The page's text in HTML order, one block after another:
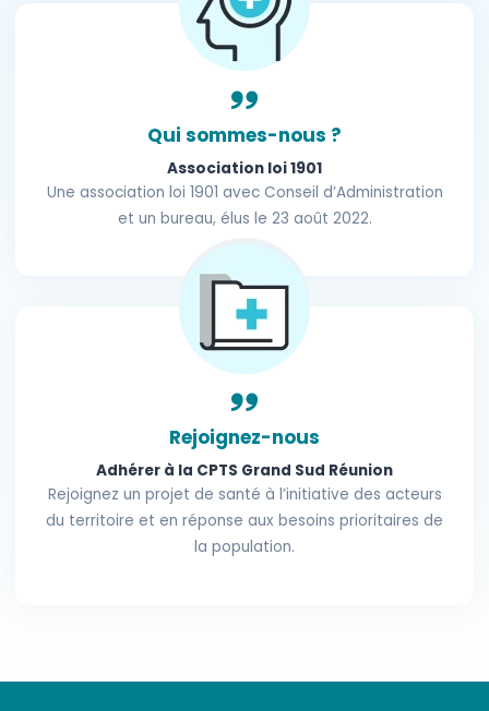
Qui sommes-nous ?
Association loi 1901
Une association loi 1901 avec Conseil d’Administration
et un bureau, élus le 23 août 2022.
Rejoignez-nous
Adhérer à la CPTS Grand Sud Réunion
Rejoignez un projet de santé à l’initiative des acteurs
du territoire et en réponse aux besoins prioritaires de
la population.